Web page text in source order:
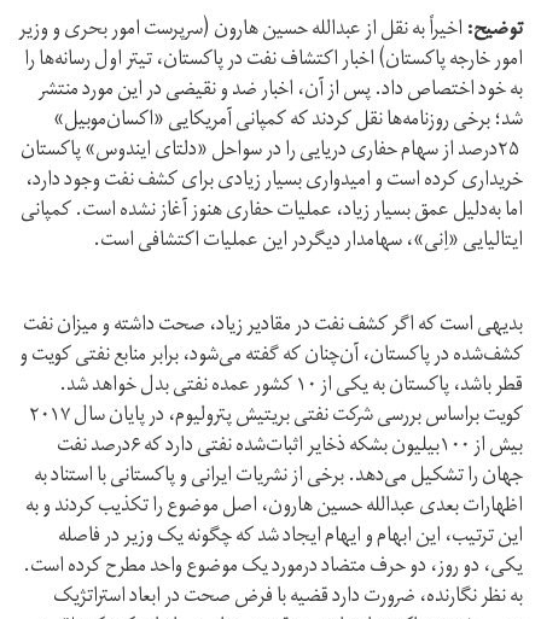
توضیح:اخیراً به نقل از عبدالله حسین هارون (سرپرست امور بحری و وزیر
امور خارجه پاکستان) اخبار اکتشاف نفت در پاکستان، تیتر اول رسانه‌ها را
به خود اختصاص داد. پس از آن، اخبار ضد و نقیضی در این مورد منتشر
شد؛ برخی روزنامه‌ها نقل کردند که کمپانی آمریکایی «اکسان‌موبیل»
۲۵درصد از سهام حفاری دریایی را در سواحل «دلتای ایندوس» پاکستان
خریداری کرده است و امیدواری بسیار زیادی برای کشف نفت وجود دارد،
اما به‌دلیل عمق بسیار زیاد، عملیات حفاری هنوز آغاز نشده است. کمپانی
ایتالیایی «اِنی»، سهامدار دیگردر این عملیات اکتشافی است.
بدیهی است که اگر کشف نفت در مقادیر زیاد، صحت داشته و میزان نفت
کشف‌شده در پاکستان، آن‌چنان که گفته می‌شود، برابر منابع نفتی کویت و
قطر باشد، پاکستان به یکی از ۱۰ کشور عمده نفتی بدل خواهد شد.
کویت براساس بررسی شرکت نفتی بریتیش پترولیوم، در پایان سال ۲۰۱۷
بیش از ۱۰۰بیلیون بشکه ذخایر اثبات‌شده نفتی دارد که ۶درصد نفت
جهان را تشکیل می‌دهد. برخی از نشریات ایرانی و پاکستانی با استناد به
اظهارات بعدی عبدالله حسین هارون، اصل موضوع را تکذیب کردند و به
این ترتیب، این ابهام و ایهام ایجاد شد که چگونه یک وزیر در فاصله
یکی، دو روز، دو حرف متضاد درمورد یک موضوع واحد مطرح کرده است.
به نظر نگارنده، ضرورت دارد قضیه با فرض صحت در ابعاد استراتژیک